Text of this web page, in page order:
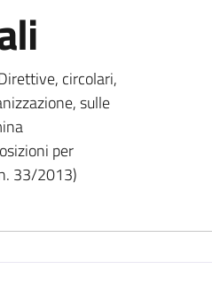
circolari,
sulle
per
33/2013)